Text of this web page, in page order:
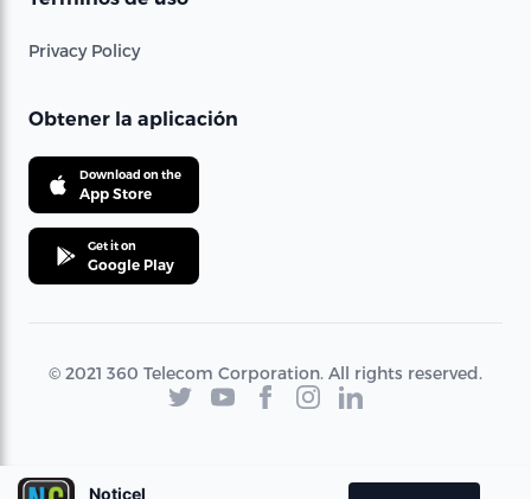
Privacy Policy
Obtener la aplicación
Download on the
App Store
Get it on
Google Play
© 2021 360 Telecom Corporation. All rights reserved.
Noticel